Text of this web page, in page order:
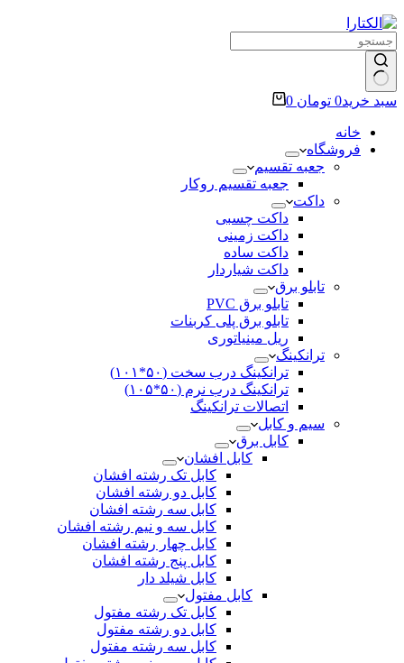
سبد خرید0 تومان 0
خانه
فروشگاه
جعبه تقسیم
جعبه تقسیم روکار
داکت
داکت چسبی
داکت زمینی
داکت ساده
داکت شیاردار
تابلو برق
تابلو برق PVC
تابلو برق پلی کربنات
ریل مینیاتوری
ترانکینگ
ترانکینگ درب سخت (۵۰*۱۰۱)
ترانکینگ درب نرم (۵۰*۱۰۵)
اتصالات ترانکینگ
سیم و کابل
کابل برق
کابل افشان
کابل تک رشته افشان
کابل دو رشته افشان
کابل سه رشته افشان
کابل سه و نیم رشته افشان
کابل چهار رشته افشان
کابل پنج رشته افشان
کابل شیلد دار
کابل مفتول
کابل تک رشته مفتول
کابل دو رشته مفتول
کابل سه رشته مفتول